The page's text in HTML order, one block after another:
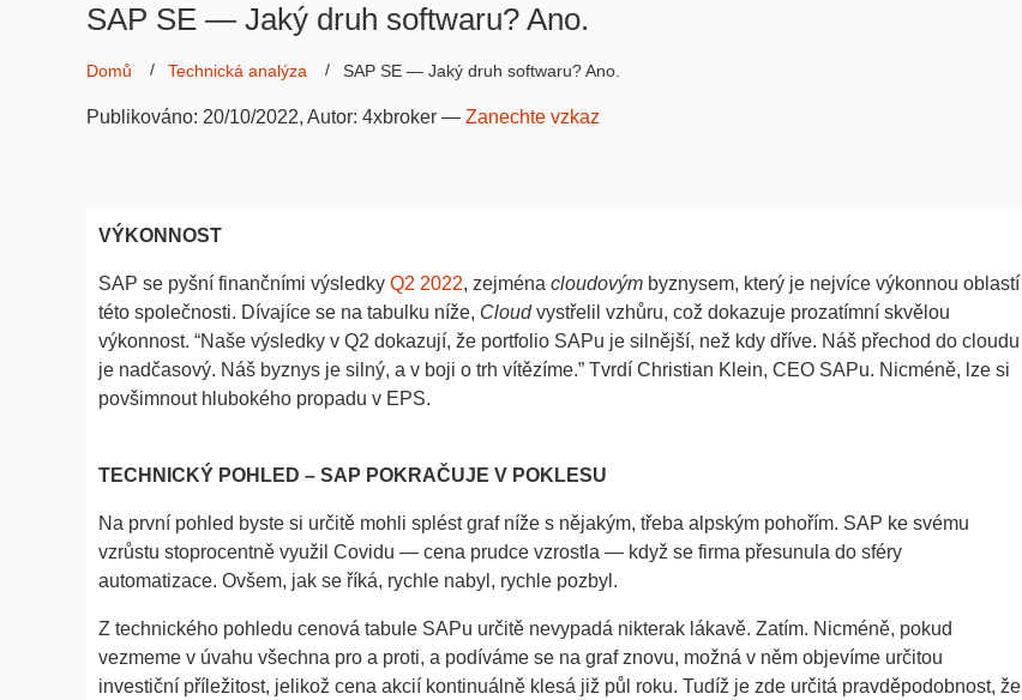
SAP SE — Jaký druh softwaru? Ano.
Domů Technická analýza SAP SE — Jaký druh softwaru? Ano.
Publikováno: 20/10/2022, Autor: 4xbroker — Zanechte vzkaz
VÝKONNOST
SAP se pyšní finančními výsledky Q2 2022, zejména cloudovým byznysem, který je nejvíce výkonnou oblastí
této společnosti. Dívajíce se na tabulku níže, Cloudvystřelil vzhůru, což dokazuje prozatímní skvělou
výkonnost. “Naše výsledky v Q2 dokazují, že portfolio SAPu je silnější, než kdy dříve. Náš přechod do cloudu
je nadčasový. Náš byznys je silný, a v boji o trh vítězíme.” Tvrdí Christian Klein, CEO SAPu. Nicméně, lze si
povšimnout hlubokého propadu v EPS.
TECHNICKÝ POHLED – SAP POKRAČUJE V POKLESU
Na první pohled byste si určitě mohli splést graf níže s nějakým, třeba alpským pohořím. SAP ke svému
vzrůstu stoprocentně využil Covidu — cena prudce vzrostla — když se firma přesunula do sféry
automatizace. Ovšem, jak se říká, rychle nabyl, rychle pozbyl.
Z technického pohledu cenová tabule SAPu určitě nevypadá nikterak lákavě. Zatím. Nicméně, pokud
vezmeme v úvahu všechna pro a proti, a podíváme se na graf znovu, možná v něm objevíme určitou
investiční příležitost, jelikož cena akcií kontinuálně klesá již půl roku. Tudíž je zde určitá pravděpodobnost, že